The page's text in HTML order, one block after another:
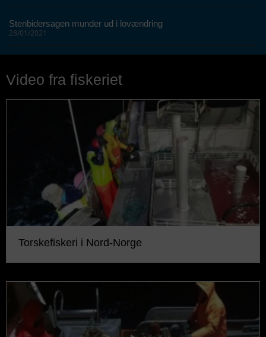
Stenbidersagen munder ud i lovændring
28/01/2021
Video fra fiskeriet
Torskefiskeri i Nord-Norge